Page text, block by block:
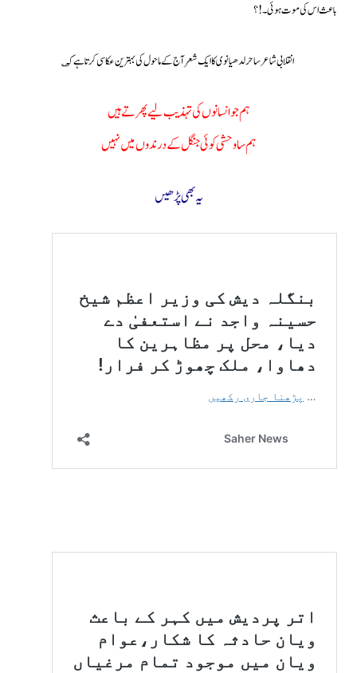
باعث اس کی موت ہوئی۔!؟
انقلابی شاعر ساحر لدھیانوی کا ایک شعر آج کے ماحول کی بہترین عکاسی کرتا ہے کہ؎
ہم جو انسانوں کی تہذیب لیے پھرتے ہیں
ہم سا وحشی کوئی جنگل کے درندوں میں نہیں
یہ بھی پڑھیں